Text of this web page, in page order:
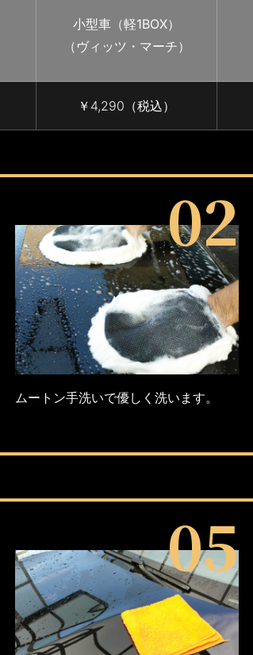
小型車（軽1BOX）
（ヴィッツ・マーチ）
￥4,290（税込）
ムートン手洗いで優しく洗います。